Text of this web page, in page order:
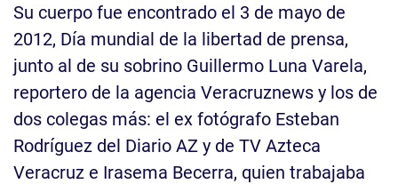
Su cuerpo fue encontrado el 3 de mayo de
2012, Día mundial de la libertad de prensa,
junto al de su sobrino Guillermo Luna Varela,
reportero de la agencia Veracruznews y los de
dos colegas más: el ex fotógrafo Esteban
Rodríguez del Diario AZ y de TV Azteca
Veracruz e Irasema Becerra, quien trabajaba